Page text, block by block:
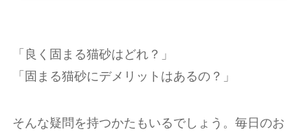
「良く固まる猫砂はどれ？」
「固まる猫砂にデメリットはあるの？」
そんな疑問を持つかたもいるでしょう。毎日のお